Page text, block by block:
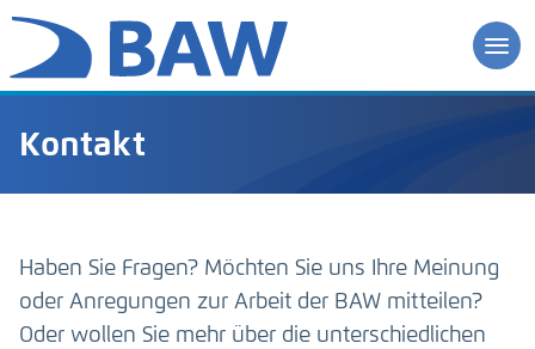
Kontakt
Haben Sie Fragen? Möchten Sie uns Ihre Meinung
oder Anregungen zur Arbeit der BAW mitteilen?
Oder wollen Sie mehr über die unterschiedlichen